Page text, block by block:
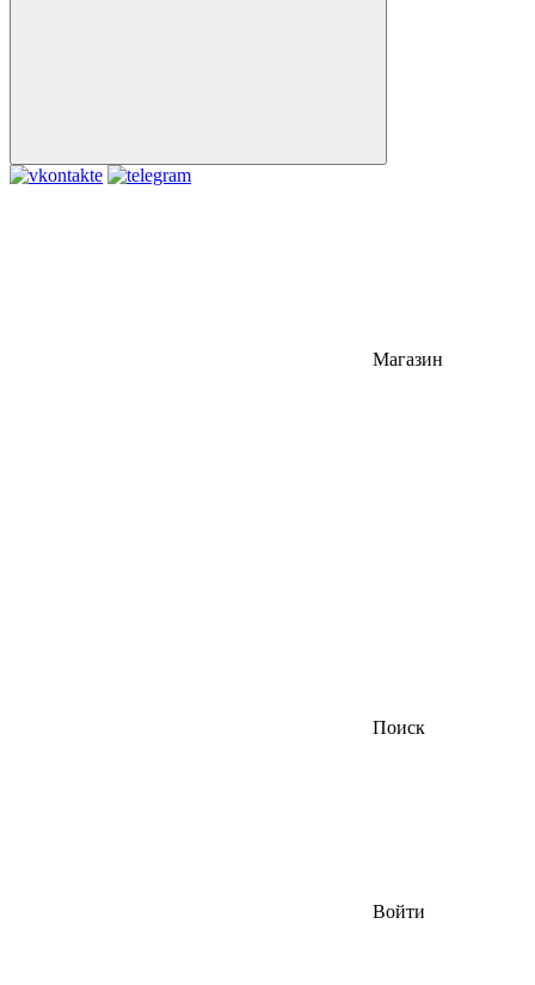
Магазин
Поиск
Войти